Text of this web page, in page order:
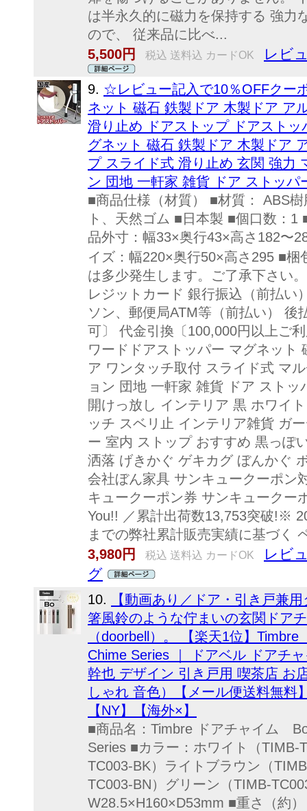
は半永久的に磁力を保持する 強力
ので、 従来品に比べ...
5,500円
税込 送料込 カードOK レビ
9. ☆レビュー記入で10％OFFクー
ネット 磁石 鉄製ドア 木製ドア ア
滑り止め ドアストップ ドアスト
グネット 磁石 鉄製ドア 木製ドア
プ スライド式 滑り止め 玄関 強力
ン 団地 一軒家 雑貨 ドア ストッパ
■商品仕様（材質） ■材質： ABS
ト、天然ゴム ■日本製 ■個口数：
品外寸：幅33×奥行43×高さ182〜
イズ：幅220×奥行50×高さ295 ■
は多少発生します。ご了承下さい
レジットカード 銀行振込（前払い
ソン、郵便局ATM等（前払い） 後
可〕 代金引換〔100,000円以上ご
ワードドアストッパー マグネット
ア ワンタッチ取付 スライド式 マ
ョン 団地 一軒家 雑貨 ドア スト
開けっ放し インテリア 黒 ホワイ
ッチ スベリ止 インテリア雑貨 ガ
ー 室内 ストップ おすすめ 黒っぽ
洒落 げきかぐ ゲキカグ ぼんかぐ
会社ぼん家具 サンキュークーポン
キュークーポン券 サンキュークー
You!! ／累計出荷数13,753突破!※
までの弊社累計販売実績に基づく
3,980円
税込 送料込 カードOK
レビ
グ
10.
【動画あり／ドア・引き戸兼
箸風鈴のような佇まいの玄関ドア
（doorbell）。 【楽天1位】
Chime Series ｜ ドアベル ドアチ
幹也 デザイン 引き戸用 喫茶店 お
しゃれ 音色）【メール便送料無料
【NY】【海外×】
■商品名：Timbre ドアチャイム
Series ■カラー：ホワイト（TIMB-
TC003-BK）ライトブラウン（
TC003-BN）グリーン（TIMB-
W28.5×H160×D53mm ■重さ（約